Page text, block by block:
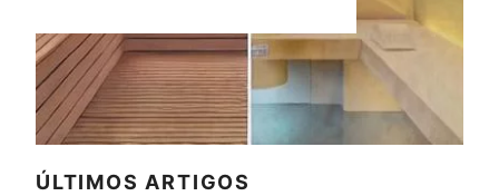
ÚLTIMOS ARTIGOS